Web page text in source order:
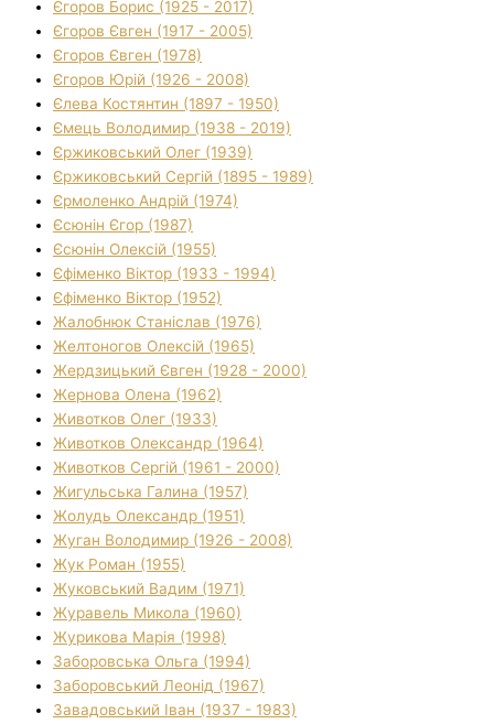
Єгоров Борис (1925 - 2017)
Єгоров Євген (1917 - 2005)
Єгоров Євген (1978)
Єгоров Юрій (1926 - 2008)
Єлева Костянтин (1897 - 1950)
Ємець Володимир (1938 - 2019)
Єржиковський Олег (1939)
Єржиковський Сергій (1895 - 1989)
Єрмоленко Андрій (1974)
Єсюнін Єгор (1987)
Єсюнін Олексій (1955)
Єфіменко Віктор (1933 - 1994)
Єфіменко Віктор (1952)
Жалобнюк Станіслав (1976)
Желтоногов Олексій (1965)
Жердзицький Євген (1928 - 2000)
Жернова Олена (1962)
Животков Олег (1933)
Животков Олександр (1964)
Животков Сергій (1961 - 2000)
Жигульська Галина (1957)
Жолудь Олександр (1951)
Жуган Володимир (1926 - 2008)
Жук Роман (1955)
Жуковський Вадим (1971)
Журавель Микола (1960)
Журикова Марія (1998)
Заборовська Ольга (1994)
Заборовський Леонід (1967)
Завадовський Іван (1937 - 1983)